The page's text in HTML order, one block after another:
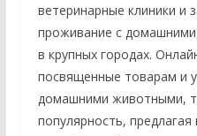
ветеринарные клиники и
проживание с
в крупных городах.
посвященные товарам и
домашними животными,
популярность,